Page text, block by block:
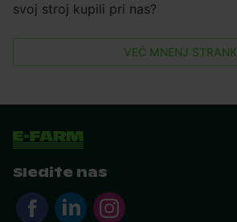
svoj stroj kupili pri nas?
VEČ MNENJ STRANK
Sledite nas